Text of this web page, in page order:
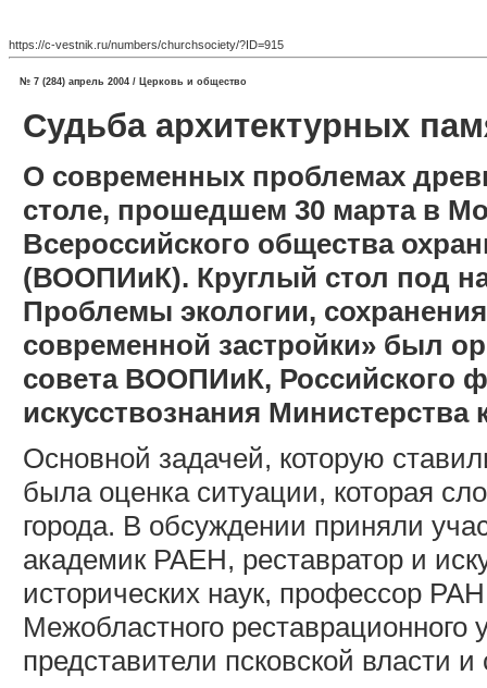
https://c-vestnik.ru/numbers/churchsociety/?ID=915
№ 7 (284) апрель 2004 / Церковь и общество
Судьба архитектурных
О современных проблемах
столе, прошедшем 30 марта в
Всероссийского общества
(ВООПИиК). Круглый стол под
Проблемы экологии,
современной застройки» был
совета ВООПИиК, Российского
искусствознания
Основной задачей, которую
была оценка ситуации, которая
города. В обсуждении приняли
академик РАЕН, реставратор и
исторических наук, профессор
Межобластного
представители псковской власти